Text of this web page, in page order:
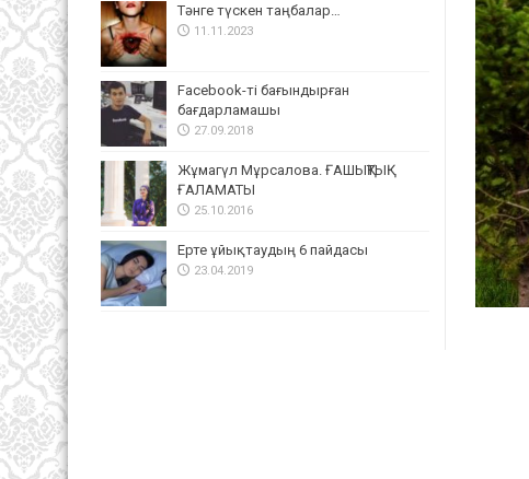
Тәнге түскен таңбалар…
11.11.2023
Facebook-ті бағындырған
бағдарламашы
27.09.2018
Жұмагүл Мұрсалова. ҒАШЫҚТЫҚ
ҒАЛАМАТЫ
25.10.2016
Ерте ұйықтаудың 6 пайдасы
23.04.2019